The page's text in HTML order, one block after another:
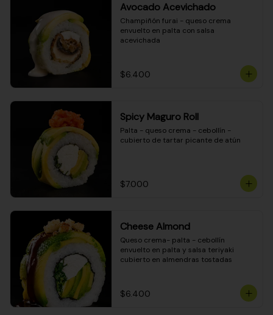
Avocado Acevichado
Champiñón furai - queso crema
envuelto en palta con salsa
acevichada
$6.400
Spicy Maguro Roll
Palta - queso crema - cebollín -
cubierto de tartar picante de atún
$7.000
Cheese Almond
Queso crema- palta - cebollín
envuelto en palta y salsa teriyaki
cubierto en almendras tostadas
$6.400